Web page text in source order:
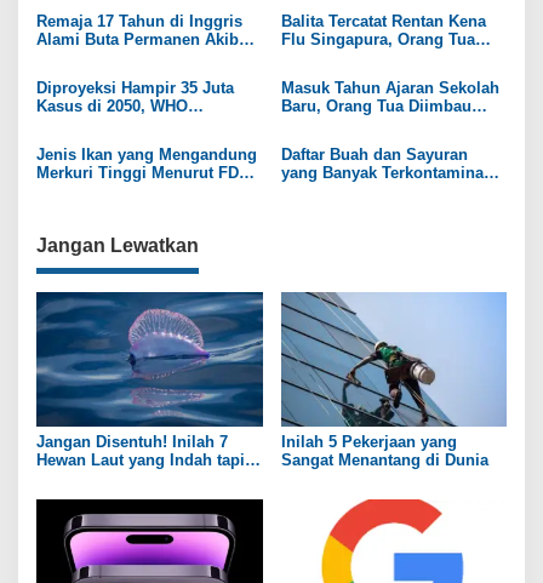
i
o
Remaja 17 Tahun di Inggris
Alami Buta Permanen Akibat
Balita Tercatat Rentan Kena
Flu Singapura, Orang Tua
Diproyeksi Hampir 35 Juta
Kasus di 2050, WHO
Masuk Tahun Ajaran Sekolah
Baru, Orang Tua Diimbau
Jenis Ikan yang Mengandung
Merkuri Tinggi Menurut FDA
Daftar Buah dan Sayuran
yang Banyak Terkontaminasi
Jangan Lewatkan
Jangan Disentuh! Inilah 7
Hewan Laut yang Indah tapi
Inilah 5 Pekerjaan yang
Sangat Menantang di Dunia